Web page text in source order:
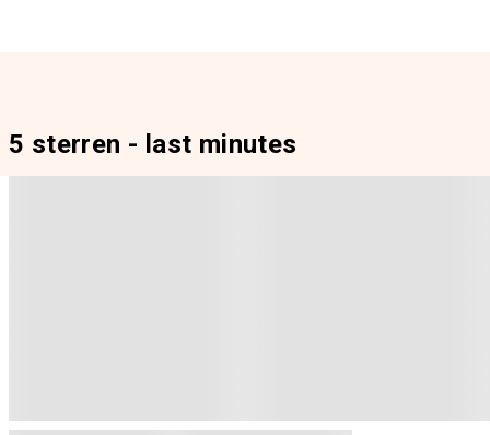
5 sterren - last minutes